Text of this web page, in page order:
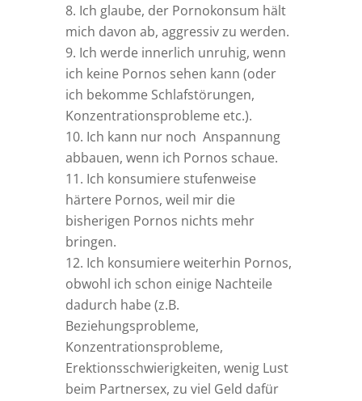
Ich glaube, der Pornokonsum hält
mich davon ab, aggressiv zu werden.
Ich werde innerlich unruhig, wenn
ich keine Pornos sehen kann (oder
ich bekomme Schlafstörungen,
Konzentrationsprobleme etc.).
Ich kann nur noch Anspannung
abbauen, wenn ich Pornos schaue.
Ich konsumiere stufenweise
härtere Pornos, weil mir die
bisherigen Pornos nichts mehr
bringen.
Ich konsumiere weiterhin Pornos,
obwohl ich schon einige Nachteile
dadurch habe (z.B.
Beziehungsprobleme,
Konzentrationsprobleme,
Erektionsschwierigkeiten, wenig Lust
beim Partnersex, zu viel Geld dafür